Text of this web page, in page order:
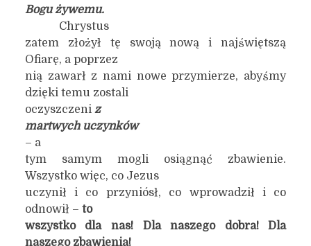
Bogu żywemu.
Chrystus
zatem złożył tę swoją nową i najświętszą
Ofiarę, a poprzez
nią zawarł z nami nowe przymierze, abyśmy
dzięki temu zostali
oczyszczeni z
martwych uczynków
– a
tym samym mogli osiągnąć zbawienie.
Wszystko więc, co Jezus
uczynił i co przyniósł, co wprowadził i co
odnowił – to
wszystko dla nas! Dla naszego dobra! Dla
naszego zbawienia!